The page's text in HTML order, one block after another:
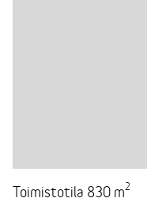
Toimistotila 830 m2